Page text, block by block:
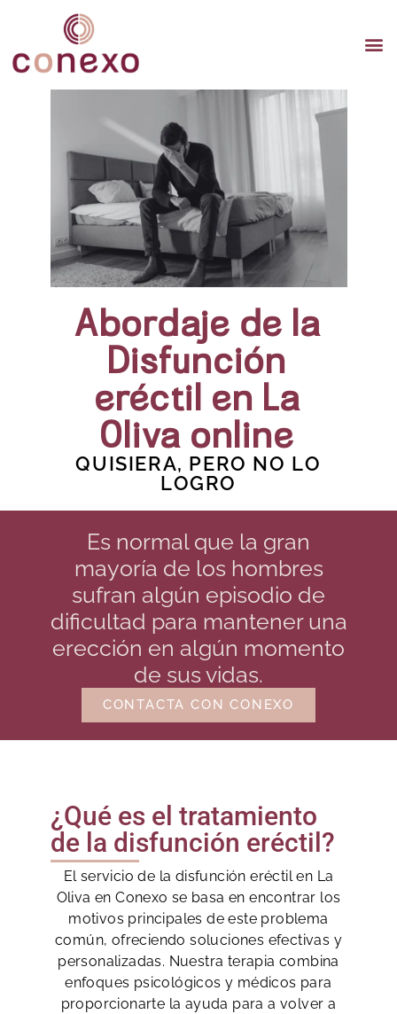
Abordaje de la
Disfunción
eréctil en La
Oliva online
QUISIERA, PERO NO LO
LOGRO
Es normal que la gran
mayoría de los hombres
sufran algún episodio de
dificultad para mantener una
erección en algún momento
de sus vidas.
CONTACTA CON CONEXO
¿Qué es el tratamiento
de la disfunción eréctil?
El servicio de la disfunción eréctil en La
Oliva en Conexo se basa en encontrar los
motivos principales de este problema
común, ofreciendo soluciones efectivas y
personalizadas. Nuestra terapia combina
enfoques psicológicos y médicos para
proporcionarte la ayuda para a volver a